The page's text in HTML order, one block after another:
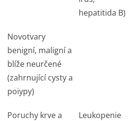
hepatitida B)
Novotvary
benigní, maligní a
blíže neurčené
(zahrnující cystya
poiypy)
Poruchy krve a
Leukopenie